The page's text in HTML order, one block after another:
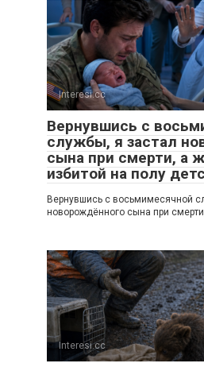
Interesi.cc
Вернувшись с
службы, я застал
сына при смерти, а
избитой на полу
Вернувшись с восьмимесячной
новорождённого сына при
Interesi.cc